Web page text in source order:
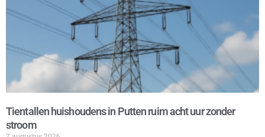
Tientallen huishoudens in Putten ruim acht uur zonder
stroom